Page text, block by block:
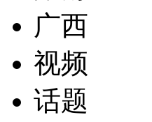
广西
视频
话题